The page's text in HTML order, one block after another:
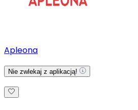
Apleona
Nie zwlekaj z aplikacją!